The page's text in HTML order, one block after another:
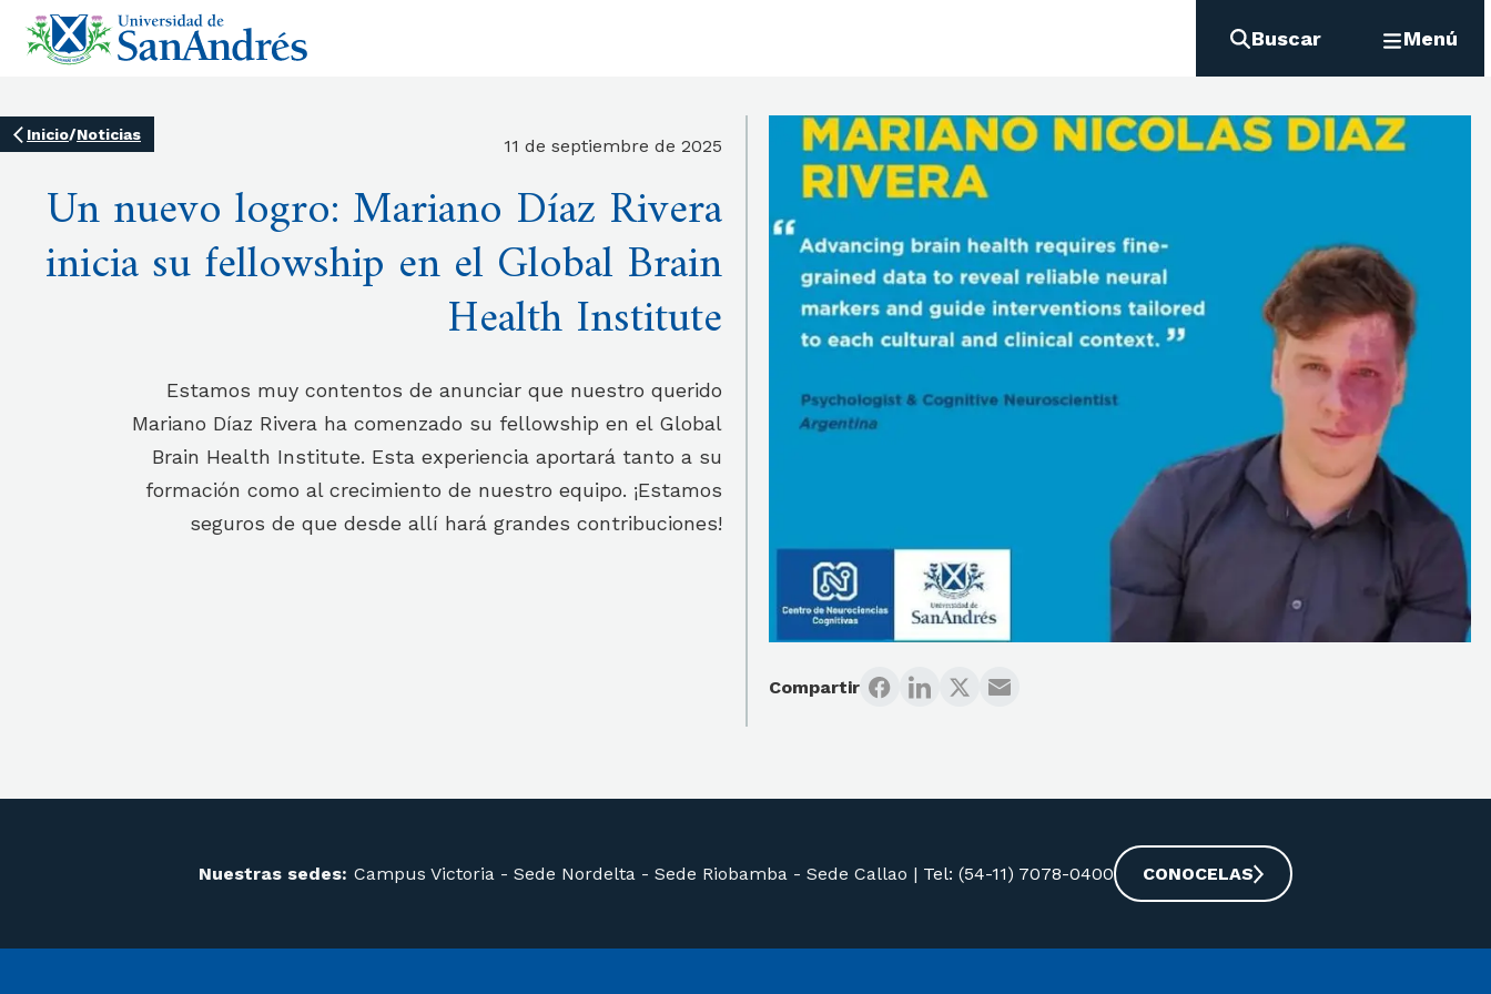
Buscar Menú
Inicio/Noticias
11 de septiembre de 2025
Un nuevo logro: Mariano Díaz Rivera
inicia su fellowship en el Global Brain
Health Institute
Estamos muy contentos de anunciar que nuestro querido
Mariano Díaz Rivera ha comenzado su fellowship en el Global
Brain Health Institute. Esta experiencia aportará tanto a su
formación como al crecimiento de nuestro equipo. ¡Estamos
seguros de que desde allí hará grandes contribuciones!
Compartir
Nuestras sedes: Campus Victoria - Sede Nordelta - Sede Riobamba - Sede Callao | Tel: (54-11) 7078-0400 CONOCELAS